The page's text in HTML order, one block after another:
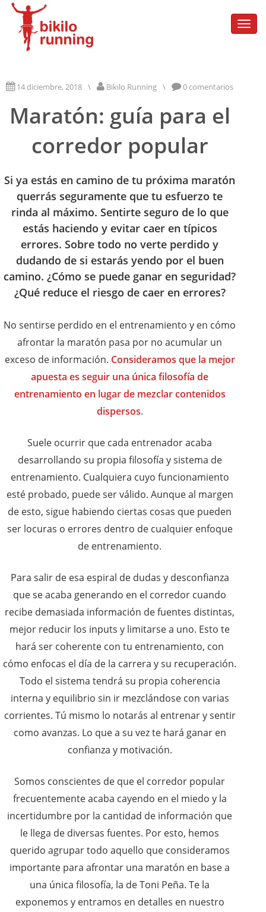
14 diciembre, 2018 \ Bikilo Running \ 0 comentarios
Maratón: guía para el
corredor popular
Si ya estás en camino de tu próxima maratón
querrás seguramente que tu esfuerzo te
rinda al máximo. Sentirte seguro de lo que
estás haciendo y evitar caer en típicos
errores. Sobre todo no verte perdido y
dudando de si estarás yendo por el buen
camino. ¿Cómo se puede ganar en seguridad?
¿Qué reduce el riesgo de caer en errores?
No sentirse perdido en el entrenamiento y en cómo
afrontar la maratón pasa por no acumular un
exceso de información. Consideramos que la mejor
apuesta es seguir una única filosofía de
entrenamiento en lugar de mezclar contenidos
dispersos.
Suele ocurrir que cada entrenador acaba
desarrollando su propia filosofía y sistema de
entrenamiento. Cualquiera cuyo funcionamiento
esté probado, puede ser válido. Aunque al margen
de esto, sigue habiendo ciertas cosas que pueden
ser locuras o errores dentro de cualquier enfoque
de entrenamiento.
Para salir de esa espiral de dudas y desconfianza
que se acaba generando en el corredor cuando
recibe demasiada información de fuentes distintas,
mejor reducir los inputs y limitarse a uno. Esto te
hará ser coherente con tu entrenamiento, con
cómo enfocas el día de la carrera y su recuperación.
Todo el sistema tendrá su propia coherencia
interna y equilibrio sin ir mezclándose con varias
corrientes. Tú mismo lo notarás al entrenar y sentir
como avanzas. Lo que a su vez te hará ganar en
confianza y motivación.
Somos conscientes de que el corredor popular
frecuentemente acaba cayendo en el miedo y la
incertidumbre por la cantidad de información que
le llega de diversas fuentes. Por esto, hemos
querido agrupar todo aquello que consideramos
importante para afrontar una maratón en base a
una única filosofía, la de Toni Peña. Te la
exponemos y entramos en detalles en nuestro